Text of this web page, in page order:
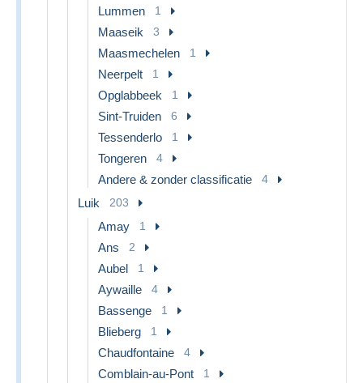
Lummen 1
Maaseik 3
Maasmechelen 1
Neerpelt 1
Opglabbeek 1
Sint-Truiden 6
Tessenderlo 1
Tongeren 4
Andere & zonder classificatie 4
Luik 203
Amay 1
Ans 2
Aubel 1
Aywaille 4
Bassenge 1
Blieberg 1
Chaudfontaine 4
Comblain-au-Pont 1